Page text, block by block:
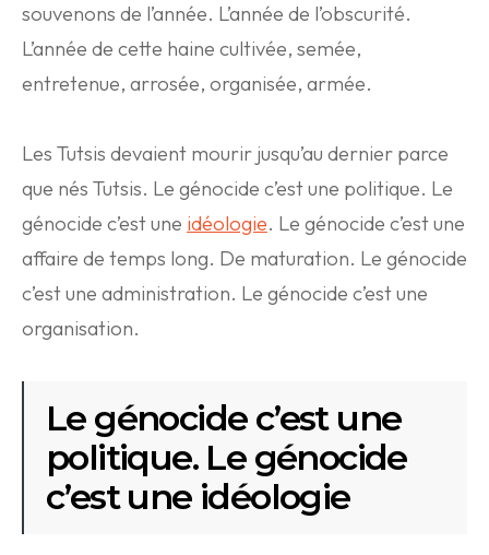
souvenons de l’année. L’année de l’obscurité.
L’année de cette haine cultivée, semée,
entretenue, arrosée, organisée, armée.
Les Tutsis devaient mourir jusqu’au dernier parce
que nés Tutsis. Le génocide c’est une politique. Le
génocide c’est une idéologie. Le génocide c’est une
affaire de temps long. De maturation. Le génocide
c’est une administration. Le génocide c’est une
organisation.
Le génocide c’est une
politique. Le génocide
c’est une idéologie